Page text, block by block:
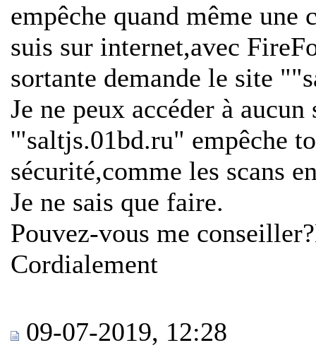
empêche quand même
suis sur internet,avec
sortante demande le site
Je ne peux accéder à
'"saltjs.01bd.ru" empêche
sécurité,comme les scans
Je ne sais que faire.
Pouvez-vous me
Cordialement
09-07-2019, 12:28